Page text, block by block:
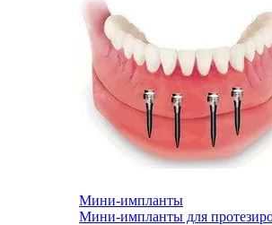
Мини-импланты
Мини-импланты для